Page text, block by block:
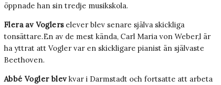
öppnade han sin tredje musikskola.
Flera av Voglerselever blev senare själva skickliga
tonsättare.En av de mest kända, Carl Maria von Weber,l är
ha yttrat att Vogler var en skickligare pia­nist än självaste
Beethoven.
Abbé Vogler blev kvar i Darmstadt och fort­satte att arbeta